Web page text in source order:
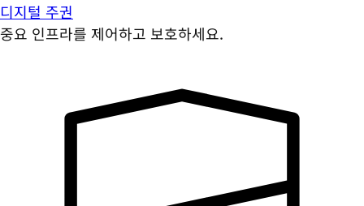
디지털 주권
중요 인프라를 제어하고 보호하세요.